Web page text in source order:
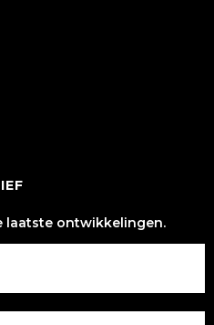
laatste ontwikkelingen.